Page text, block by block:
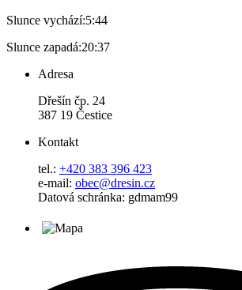
Slunce vychází:5:44
Slunce zapadá:20:37
Adresa
Dřešín čp. 24
387 19 Čestice
Kontakt
tel.: +420 383 396 423
e-mail: obec@dresin.cz
Datová schránka: gdmam99